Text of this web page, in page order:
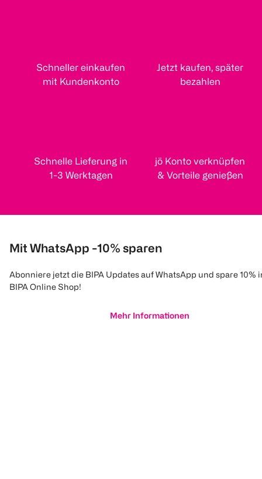
Schneller einkaufen
mit Kundenkonto
Jetzt kaufen, später
bezahlen
Schnelle Lieferung in
1-3 Werktagen
jö Konto verknüpfen
& Vorteile genießen
Mit WhatsApp -10% sparen
Abonniere jetzt die BIPA Updates auf WhatsApp und spare 10%
BIPA Online Shop!
Mehr Informationen